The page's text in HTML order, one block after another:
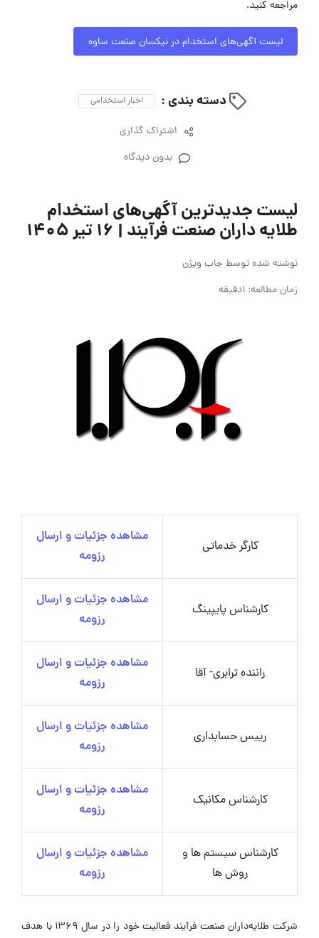
مراجعه کنید.
لیست آگهی‌های استخدام در نیکسان صنعت ساوه
دسته بندی : اخبار استخدامی
اشتراک گذاری
بدون دیدگاه
لیست جدیدترین آگهی‌های استخدام
طلایه داران صنعت فرآیند | ۱۶ تیر ۱۴۰۵
نوشته شده توسطجاب ویژن
زمان مطالعه: 1دقیقه
کارگر خدماتی
مشاهده جزئیات و ارسال
رزومه
کارشناس پایپینگ
مشاهده جزئیات و ارسال
رزومه
راننده ترابری- آقا
مشاهده جزئیات و ارسال
رزومه
رییس حسابداری
مشاهده جزئیات و ارسال
رزومه
کارشناس مکانیک
مشاهده جزئیات و ارسال
رزومه
کارشناس سیستم ها و
روش ها
مشاهده جزئیات و ارسال
رزومه
شرکت طلایه‌داران صنعت فرآیند فعالیت خود را در سال ۱۳۶۹ با هدف